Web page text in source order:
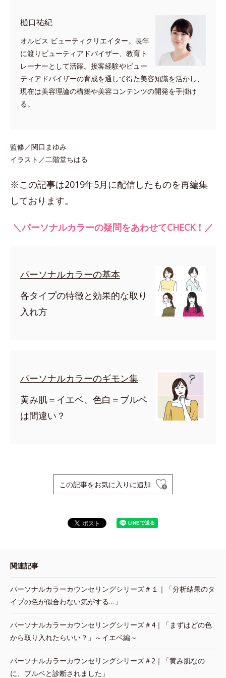
樋口祐紀
オルビス ビューティクリエイター。長年
に渡りビューティアドバイザー、教育ト
レーナーとして活躍。接客経験やビュー
ティアドバイザーの育成を通して得た美容知識を活かし、
現在は美容理論の構築や美容コンテンツの開発を手掛け
る。
監修／関口まゆみ
イラスト／二階堂ちはる
※この記事は2019年5月に配信したものを再編集
しております。
＼パーソナルカラーの疑問をあわせてCHECK！／
パーソナルカラーの基本
各タイプの特徴と効果的な取り
入れ方
パーソナルカラーのギモン集
黄み肌＝イエベ、色白＝ブルベ
は間違い？
この記事をお気に入りに追加
関連記事
パーソナルカラーカウンセリングシリーズ＃１｜「分析結果のタ
イプの色が似合わない気がする…」
パーソナルカラーカウンセリングシリーズ＃4｜「まずはどの色
から取り入れたらいい？」～イエベ編～
パーソナルカラーカウンセリングシリーズ＃2｜「黄み肌なの
に、ブルベと診断されました」